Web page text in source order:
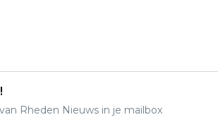
Rheden Nieuws in je mailbox